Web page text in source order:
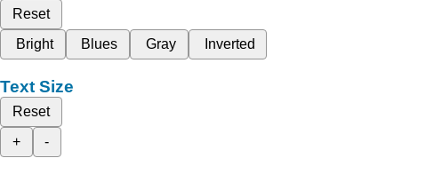
Reset
Bright
Blues Gray Inverted
Text Size
Reset
+
-